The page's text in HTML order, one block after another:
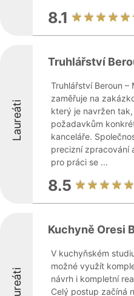
8.1
Laureáti
Truhlářství
Truhlářství Beroun –
zaměřuje na
který je navržen
požadavkům
kanceláře.
precizní zpracování
pro práci se ...
8.5
Kuchyně Oresi
V kuchyňském
možné využít
návrh i kompletní
Celý postup začíná